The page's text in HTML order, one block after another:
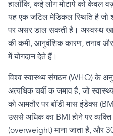
हालाँकि,कई लोग मोटापे को केवल
यह एक जटिल मेडिकल स्थिति है जो
पर असर डाल सकती है। अस्वस्थ
की कमी, आनुवंशिक कारण,तनाव
में योगदान देते हैं।
विश्व स्वास्थ्य संगठन (WHO)के
अत्यधिक चर्बी क जमाव है,जो
को आमतौर पर बॉडी मास इंडेक्स (
उससे अधिक का BMIहोने पर
(overweight)माना जाता है, और